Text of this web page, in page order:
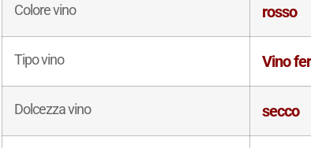
Colore vino rosso
Tipo vino Vino
Dolcezza vino secco